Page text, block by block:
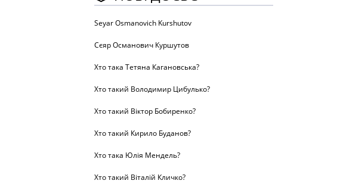
Seyar Osmanovich Kurshutov
Сєяр Османович Куршутов
Хто така Тетяна Кагановська?
Хто такий Володимир Цибулько?
Хто такий Віктор Бобиренко?
Хто такий Кирило Буданов?
Хто така Юлія Мендель?
Хто такий Віталій Кличко?